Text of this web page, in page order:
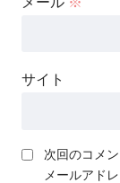
サイト
次回のコメ
メールアド